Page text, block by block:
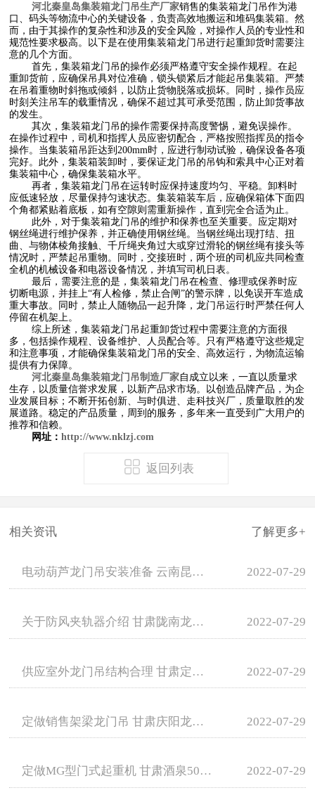
河北秦皇岛集装箱龙门吊生产厂家销售的集装箱龙门吊作为港
口、码头等物流中心的关键设备，负责高效地搬运和堆码集装箱。然
而，由于其操作的复杂性和涉及的安全风险，对操作人员的专业性和
规范性要求极高。以下是在使用集装箱龙门吊进行起重卸货时需要注
意的几个方面。
首先，集装箱龙门吊的操作必须严格遵守安全操作规程。在起
重卸货前，应确保吊具对位准确，锁头锁紧后才能起吊集装箱。严禁
在吊着重物时斜拖或倾斜，以防止货物脱落或损坏。同时，操作员应
时刻关注吊车的载重情况，确保不超过其可承受范围，防止卸货事故
的发生。
其次，集装箱龙门吊的操作需要保持高度警惕，避免误操作。
在操作过程中，司机和指挥人员应密切配合，严格按照指挥员的指令
操作。当集装箱吊距达到200mm时，应进行制动试验，确保设备各项
完好。此外，集装箱装卸时，要保证龙门吊的吊钩和索具中心正对着
集装箱中心，确保集装箱水平。
再者，集装箱龙门吊在运转时应保持速度均匀、平稳。卸料时
应低速轻放，尽量保持匀速状态。集装箱装车后，应确保箱体下面四
个角都紧贴着底板，如有空隙则需重新操作，直到完全合适为止。
此外，对于集装箱龙门吊的维护和保养也至关重要。应定期对
钢丝绳进行维护保养，并正确使用钢丝绳。当钢丝绳出现打结、扭
曲、与物体棱角接触、千斤绳夹角过大或穿过滑轮的钢丝绳有接头等
情况时，严禁起吊重物。同时，交接班时，两个班的司机应共同检查
全机的机械设备和电器设备情况，并填写司机日表。
最后，需要注意的是，集装箱龙门吊在检查、修理或保养时应
切断电源，并挂上“有人检修，禁止合闸”的警示牌，以免误开车造成
重大事故。同时，禁止人随物品一起升降，龙门吊运行时严禁任何人
停留在机架上。
综上所述，集装箱龙门吊起重卸货过程中需要注意的方面很
多，包括操作规程、设备维护、人员配合等。只有严格遵守这些规定
和注意事项，才能确保集装箱龙门吊的安全、高效运行，为物流运输
提供有力保障。
河北秦皇岛集装箱龙门吊制造厂家自成立以来，一直以质量求
生存，以质量信誉求发展，以新产品求市场。以创造品牌产品，为企
业发展目标；不断开拓创新、与时俱进、走科技兴厂，质量取胜的发
展道路。稳定的产品质量，周到的服务，多年来一直受到广大用户的
推荐和信赖。
网址：http://www.nklzj.com
返回列表
相关资讯 了解更多+
电动葫芦龙门吊安装准备 云南昆明龙门吊租赁 2022-07-29
关于防风夹轨器介绍 甘肃陇南龙门吊租赁厂家 2022-07-29
供应室外龙门吊结构合理 甘肃定西龙门吊销售 2022-07-29
定做销售架梁龙门吊 甘肃庆阳龙门吊租赁费用 2022-07-29
定做MG型门式起重机 甘肃酒泉50吨龙门吊租赁 2022-07-29